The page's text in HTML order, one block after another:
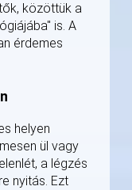
közöttük a
is. A
érdemes
helyen
ül vagy
a légzés
nyitás. Ezt